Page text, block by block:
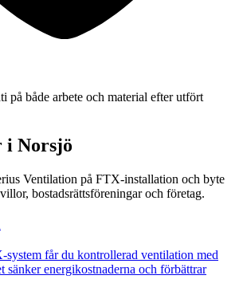
på både arbete och material efter utfört
i Norsjö
Ventilation på FTX-installation och byte
bostadsrättsföreningar och företag.
system får du kontrollerad ventilation med
sänker energikostnaderna och förbättrar